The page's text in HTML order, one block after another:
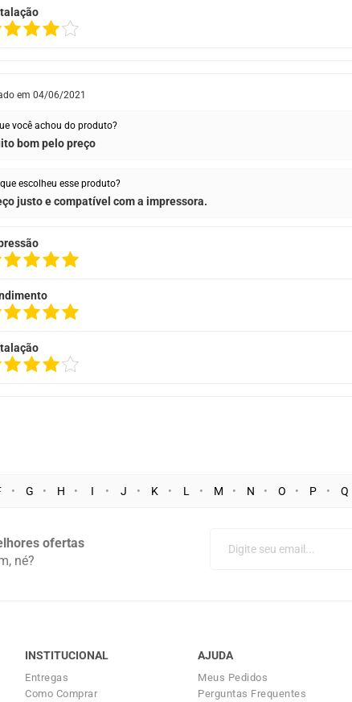
em 04/06/2021
você achou do produto?
bom pelo preço
escolheu esse produto?
justo e compatível com a impressora.
G H I J K L M N O P Q
ofertas
né?
INSTITUCIONAL
Entregas
Como Comprar
AJUDA
Meus Pedidos
Perguntas Frequentes